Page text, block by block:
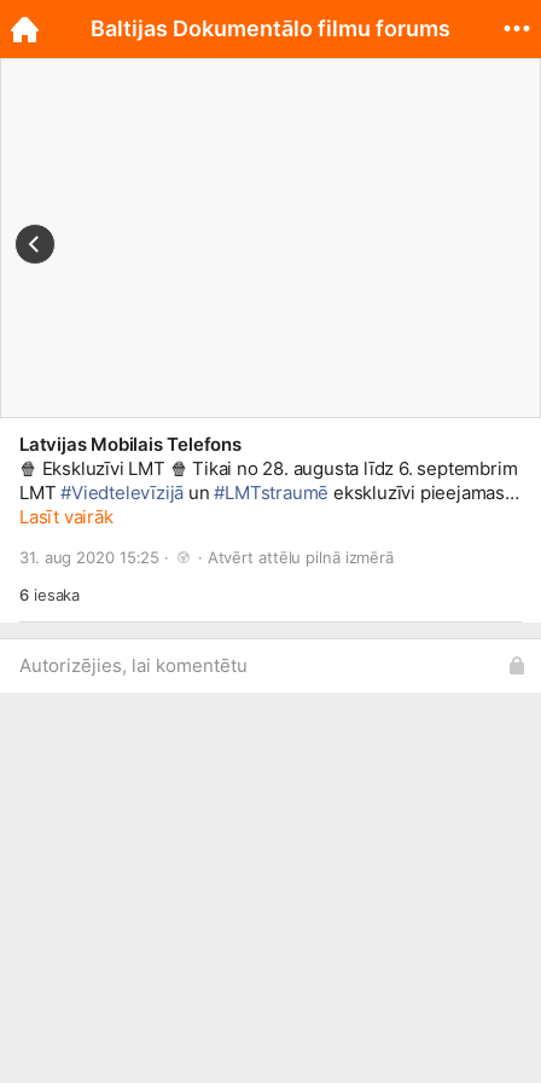
Latvijas Mobilais Telefons
🍿 Ekskluzīvi LMT 🍿 Tikai no 28. augusta līdz 6. septembrim
LMT#Viedtelevīzijā un#LMTstraumē ekskluzīvi pieejamas 5
no pagājušā gada Baltijas Dokumentālā filmu foruma
Alphabet) 🎦 Medus zeme (Honeyland) 🎦 Molenbēkas dievi
(Gods of Molenbeek) 🎦 Projekts - vecmāmiņas! (Granny
Lasīt vairāk
31. aug 2020 15:25 · · Atvērt attēlu pilnā izmērā
6iesaka
Autorizējies, lai komentētu
Baltijas Dokumentālo filmu forums